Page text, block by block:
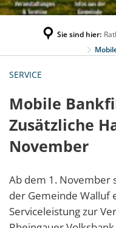
Sie sind hier:
SERVICE
Mobile
Zusätzliche
November
Ab dem 1. November
der Gemeinde Walluf
Serviceleistung zur